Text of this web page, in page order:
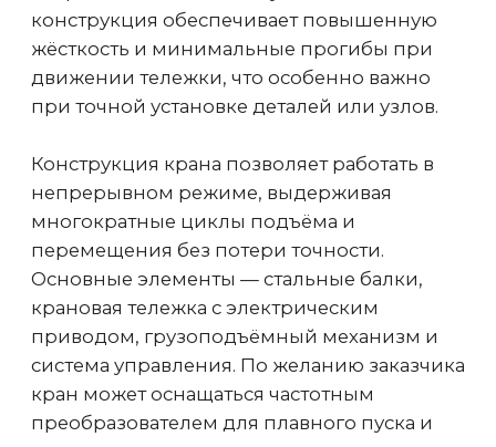
обеспечивает его остановку в
определенном месте
Частотные преобразователи
Ограничитель грузоподъемности
Защита крана от перегрузок,
тельфера при подъеме груза больше,
Концевые выключатели
Обеспечивают ограничение хода
механизмов подъема, передвижения
тележки тали и передвижения моста